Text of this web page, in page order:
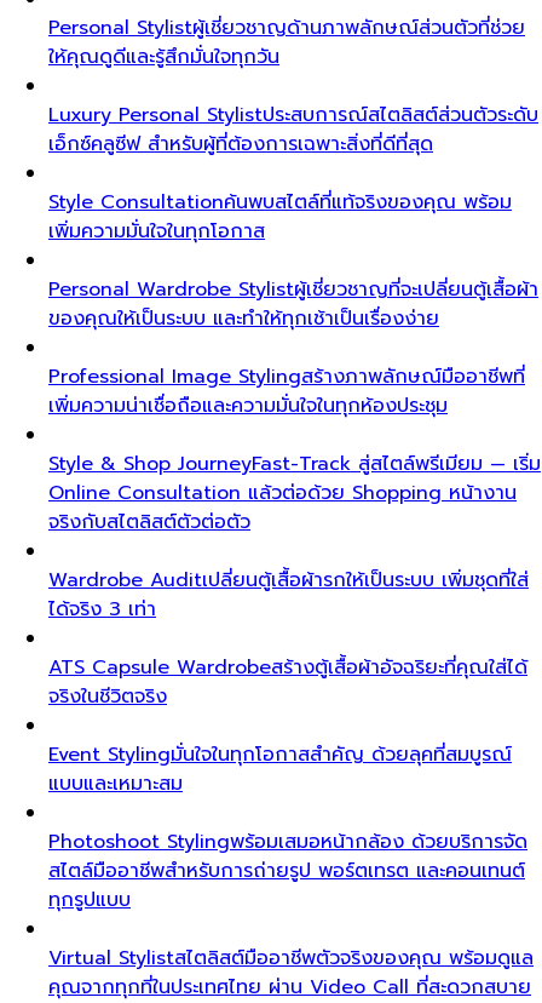
Personal Stylistผู้เชี่ยวชาญด้านภาพลักษณ์ส่วนตัวที่ช่วย
ให้คุณดูดีและรู้สึกมั่นใจทุกวัน
Luxury Personal Stylistประสบการณ์สไตลิสต์ส่วนตัวระดับ
เอ็กซ์คลูซีฟ สำหรับผู้ที่ต้องการเฉพาะสิ่งที่ดีที่สุด
Style Consultationค้นพบสไตล์ที่แท้จริงของคุณ พร้อม
เพิ่มความมั่นใจในทุกโอกาส
Personal Wardrobe Stylistผู้เชี่ยวชาญที่จะเปลี่ยนตู้เสื้อผ้า
ของคุณให้เป็นระบบ และทำให้ทุกเช้าเป็นเรื่องง่าย
Professional Image Stylingสร้างภาพลักษณ์มืออาชีพที่
เพิ่มความน่าเชื่อถือและความมั่นใจในทุกห้องประชุม
Style & Shop JourneyFast-Track สู่สไตล์พรีเมียม — เริ่ม
Online Consultation แล้วต่อด้วย Shopping หน้างาน
จริงกับสไตลิสต์ตัวต่อตัว
Wardrobe Auditเปลี่ยนตู้เสื้อผ้ารกให้เป็นระบบ เพิ่มชุดที่ใส่
ได้จริง 3 เท่า
ATS Capsule Wardrobeสร้างตู้เสื้อผ้าอัจฉริยะที่คุณใส่ได้
จริงในชีวิตจริง
Event Stylingมั่นใจในทุกโอกาสสำคัญ ด้วยลุคที่สมบูรณ์
แบบและเหมาะสม
Photoshoot Stylingพร้อมเสมอหน้ากล้อง ด้วยบริการจัด
สไตล์มืออาชีพสำหรับการถ่ายรูป พอร์ตเทรต และคอนเทนต์
ทุกรูปแบบ
Virtual Stylistสไตลิสต์มืออาชีพตัวจริงของคุณ พร้อมดูแล
คุณจากทุกที่ในประเทศไทย ผ่าน Video Call ที่สะดวกสบาย